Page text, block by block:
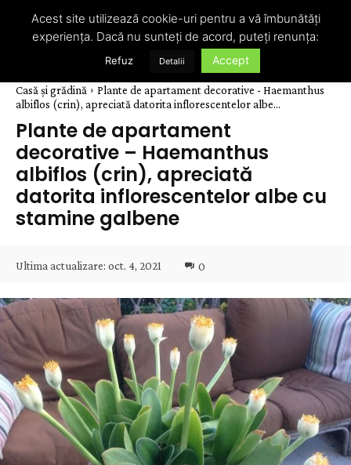
Casă și grădină
Plante de apartament decorative - Haemanthus
albiflos (crin), apreciată datorita inflorescentelor albe...
Plante de apartament
decorative – Haemanthus
albiflos (crin), apreciată
datorita inflorescentelor albe cu
stamine galbene
Ultima actualizare: oct. 4, 2021 0
Acest site utilizează cookie-uri pentru a vă îmbunătăți
experiența. Dacă nu sunteți de acord, puteți renunța:
Refuz Detalii Accept